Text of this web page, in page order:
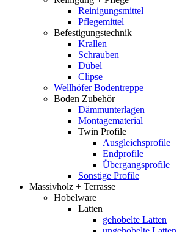
Reinigungsmittel
Pflegemittel
Befestigungstechnik
Krallen
Schrauben
Dübel
Clipse
Wellhöfer Bodentreppe
Boden Zubehör
Dämmunterlagen
Montagematerial
Twin Profile
Ausgleichsprofile
Endprofile
Übergangsprofile
Sonstige Profile
Massivholz + Terrasse
Hobelware
Latten
gehobelte Latten